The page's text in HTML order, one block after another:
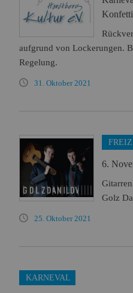
aufgrund von Lockerungen.
Regelung.
31. Oktober 2021
6.
Golz
25. Oktober 2021
KARNEVAL